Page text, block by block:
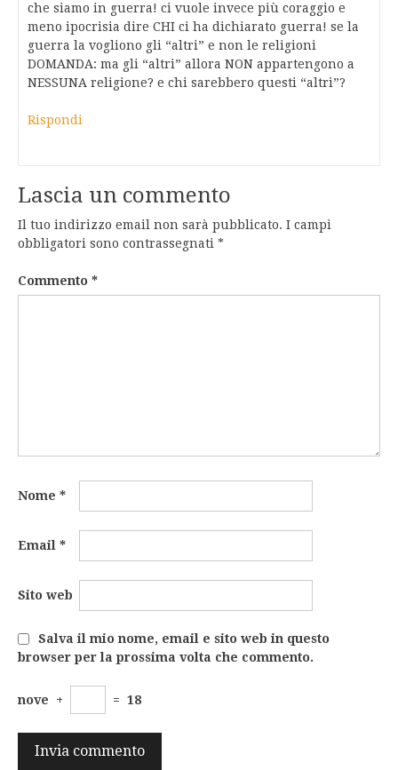
che siamo in guerra! ci vuole invece più coraggio e
meno ipocrisia dire CHI ci ha dichiarato guerra! se la
guerra la vogliono gli “altri” e non le religioni
DOMANDA: ma gli “altri” allora NON appartengono a
NESSUNA religione? e chi sarebbero questi “altri”?
Rispondi
Lascia un commento
Il tuo indirizzo email non sarà pubblicato. I campi
obbligatori sono contrassegnati *
Commento *
Nome *
Email *
Sito web
Salva il mio nome, email e sito web in questo
browser per la prossima volta che commento.
nove + = 18